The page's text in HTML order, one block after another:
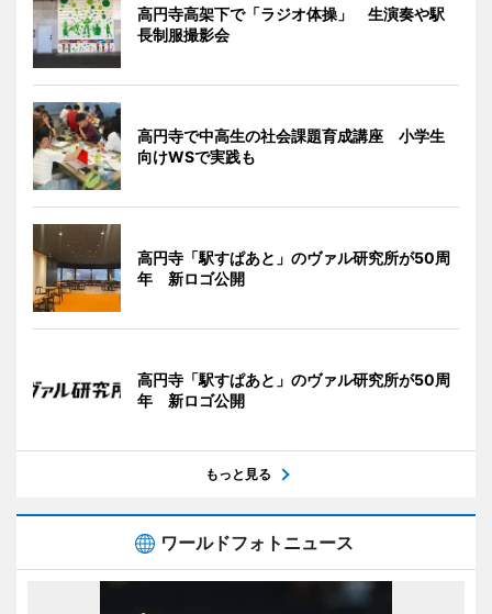
高円寺高架下で「ラジオ体操」 生演奏や駅
長制服撮影会
高円寺で中高生の社会課題育成講座 小学生
向けWSで実践も
高円寺「駅すぱあと」のヴァル研究所が50周
年 新ロゴ公開
高円寺「駅すぱあと」のヴァル研究所が50周
年 新ロゴ公開
もっと見る
ワールドフォトニュース